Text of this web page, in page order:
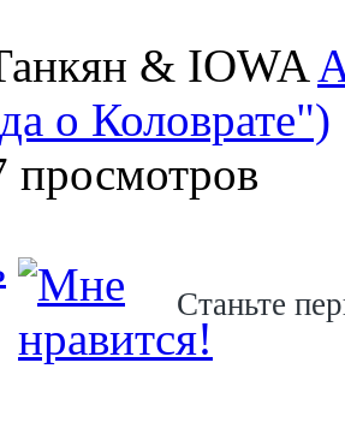
& IOWA
о Коловрате")
просмотров
Станьте